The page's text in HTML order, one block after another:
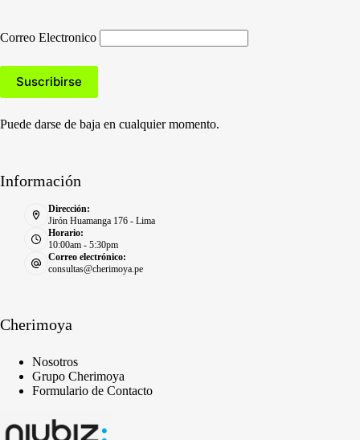
Correo Electronico
Puede darse de baja en cualquier momento.
Información
Dirección:
Jirón Huamanga 176 - Lima
Horario:
10:00am - 5:30pm
Correo electrónico:
consultas@cherimoya.pe
Cherimoya
Nosotros
Grupo Cherimoya
Formulario de Contacto